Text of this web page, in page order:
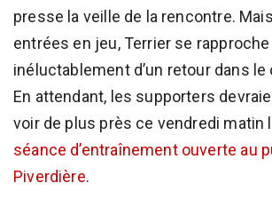
presse la veille de la rencontre.
entrées en jeu, Terrier se rapproche
inéluctablement d’un retour dans le
En attendant, les supporters
voir de plus près ce vendredi matin
séance d’entraînement ouverte au
Piverdière.